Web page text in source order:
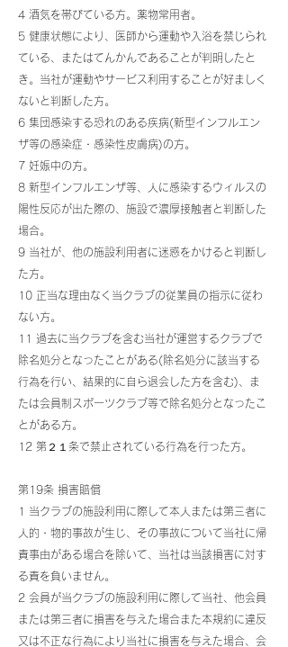
4 酒気を帯びている方。薬物常用者。
5 健康状態により、医師から運動や入浴を禁じられ
ている、またはてんかんであることが判明したと
き。当社が運動やサービス利用することが好ましく
ないと判断した方。
6 集団感染する恐れのある疾病(新型インフルエン
ザ等の感染症・感染性皮膚病)の方。
7 妊娠中の方。
8 新型インフルエンザ等、人に感染するウィルスの
陽性反応が出た際の、施設で濃厚接触者と判断した
場合。
9 当社が、他の施設利用者に迷惑をかけると判断し
た方。
10 正当な理由なく当クラブの従業員の指示に従わ
ない方。
11 過去に当クラブを含む当社が運営するクラブで
除名処分となったことがある(除名処分に該当する
行為を行い、結果的に自ら退会した方を含む)、ま
たは会員制スポーツクラブ等で除名処分となったこ
とがある方。
12 第２１条で禁止されている行為を行った方。
第19条 損害賠償
1 当クラブの施設利用に際して本人または第三者に
人的・物的事故が生じ、その事故について当社に帰
責事由がある場合を除いて、当社は当該損害に対す
る責を負いません。
2 会員が当クラブの施設利用に際して当社、他会員
または第三者に損害を与えた場合また本規約に違反
又は不正な行為により当社に損害を与えた場合、会